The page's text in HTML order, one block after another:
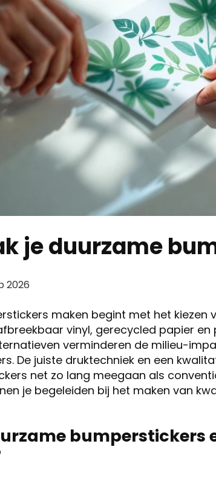
je duurzame
2026
maken begint met het kiezen
vinyl, gerecycled papier en
verminderen de milieu-
De juiste druktechniek en een
net zo lang meegaan als
je begeleiden bij het maken van
bumperstickers